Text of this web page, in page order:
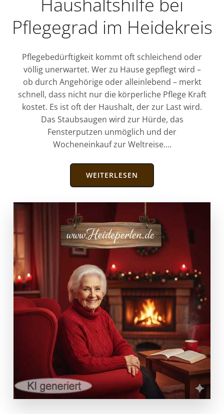
Pflegegrad im Heidekreis
Pflegebedürftigkeit kommt oft schleichend oder
völlig unerwartet. Wer zu Hause gepflegt wird –
ob durch Angehörige oder alleinlebend – merkt
schnell, dass nicht nur die körperliche Pflege Kraft
kostet. Es ist oft der Haushalt, der zur Last wird.
Das Staubsaugen wird zur Hürde, das
Fensterputzen unmöglich und der
Wocheneinkauf zur Weltreise….
WEITERLESEN